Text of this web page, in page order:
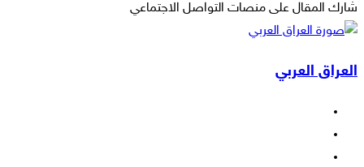
شارك المقال على منصات التواصل الاجتماعي
فيسبوك
‫X
ماسنجر
ماسنجر
واتساب
تيلقرام
ڤايبر
لاين
مشاركة
البريد
طباعة
العراق العربي